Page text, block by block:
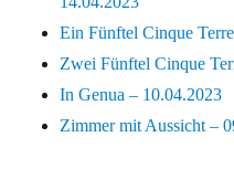
Ein Fünftel Cinque
Zwei Fünftel Cinque
In Genua – 10.04.2023
Zimmer mit Aussicht –